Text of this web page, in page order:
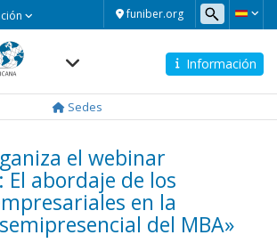
funiber.org
Información
Sedes
el webinar
El abordaje de los
en la
del MBA»